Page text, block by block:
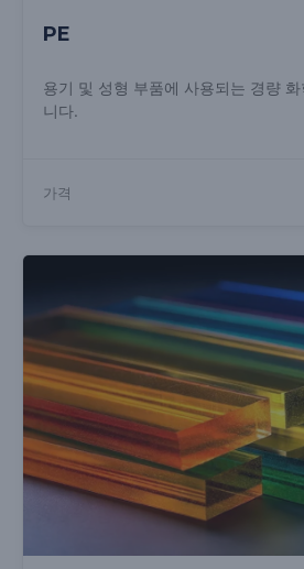
PE
용기 및 성형 부품에 사용되는 경량
니다.
가격